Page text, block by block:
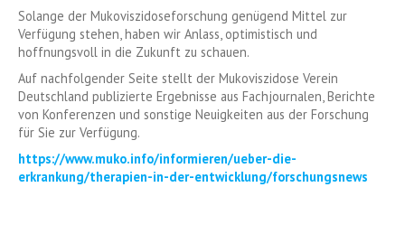
Solange der Mukoviszidoseforschung genügend Mittel zur
Verfügung stehen, haben wir Anlass, optimistisch und
hoffnungsvoll in die Zukunft zu schauen.
Auf nachfolgender Seite stellt der Mukoviszidose Verein
Deutschland publizierte Ergebnisse aus Fachjournalen, Berichte
von Konferenzen und sonstige Neuigkeiten aus der Forschung
für Sie zur Verfügung.
https://www.muko.info/informieren/ueber-die-
erkrankung/therapien-in-der-entwicklung/forschungsnews